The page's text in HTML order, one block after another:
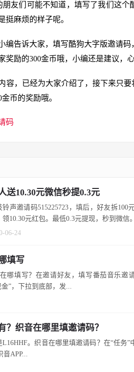
朋友们可能不知道，填写了我们这
挺麻烦的样子呢。
编告诉大家，填写酷狗大字版邀请
奖励的300金币哦，小编还是建议，
容，已经为大家介绍了，接下来只
币的奖励哦。
码
送10.30元微信秒提0.3元
铃声邀请码515225723，填后，好友拆
领10.30元红包。最低0.3元提现，秒到微信
06-24
填写
哪填写？在邀请好友，填写番茄音乐邀
”，下拉到底部，发...
？织音在哪里填邀请码？
。织音在哪里填邀请码？在“任务”
音APP...